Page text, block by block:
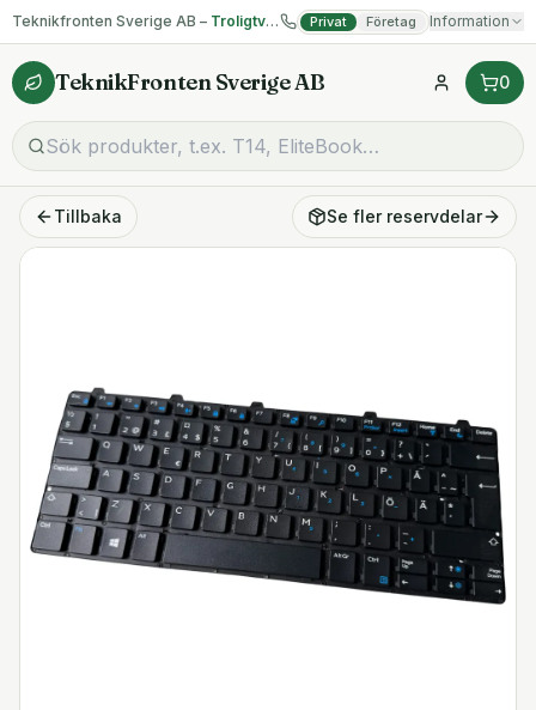
Teknikfronten Sverige AB – Troligtvis billigast på begagnad IT! Privat Företag Information
TeknikFronten Sverige AB 0
Tillbaka Se fler reservdelar